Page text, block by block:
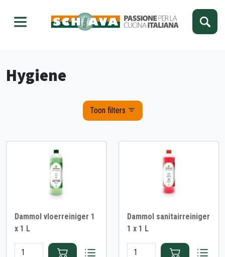
Hygiene
Toon filters
Dammol vloerreiniger 1
x 1 L
Dammol sanitairreiniger
1 x 1 L